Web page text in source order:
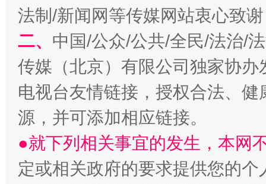
受贿1.44亿！段成刚被判无期
法制/新闻网等传媒网站衷心致
二、 中国/公众/公共/全民/法治/
传媒（北京）有限公司独家协
电视台友情链接，授权合法、
源，并可添加相应链接。
●就下列相关事宜的发生，本网
定或相关政府的要求提供您的个